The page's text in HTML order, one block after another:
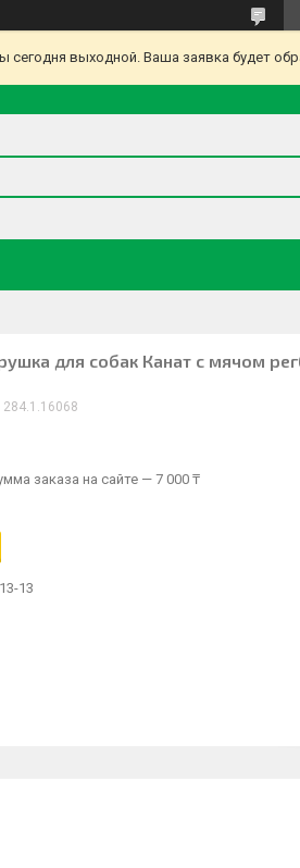
выходной. Ваша заявка будет
для cобак Канат с мячом
284.1.16068
заказа на сайте — 7 000 ₸
13